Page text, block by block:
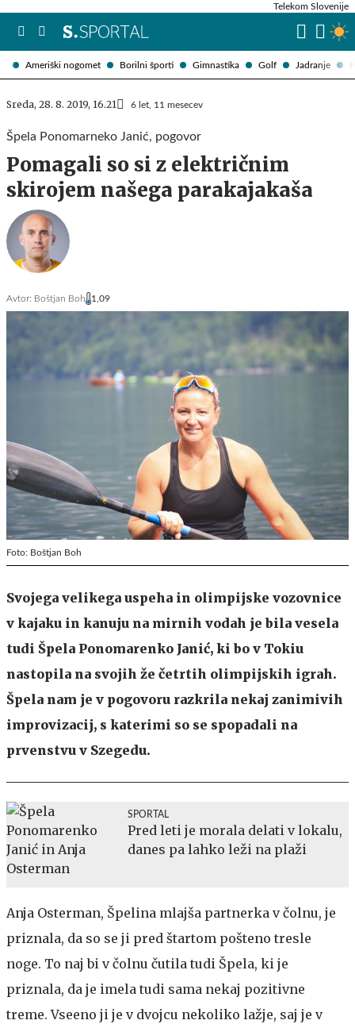
Ameriški nogomet Borilni športi Gimnastika Golf Jadranje
Telekom Slovenije
Sreda, 28. 8. 2019, 16.21 6 let, 11 mesecev
Špela Ponomarneko Janić, pogovor
Pomagali so si z električnim
skirojem našega parakajakaša
Avtor: Boštjan Boh 1,09
Foto: Boštjan Boh
Svojega velikega uspeha in olimpijske vozovnice
v kajaku in kanuju na mirnih vodah je bila vesela
tudi Špela Ponomarenko Janić, ki bo v Tokiu
nastopila na svojih že četrtih olimpijskih igrah.
Špela nam je v pogovoru razkrila nekaj zanimivih
improvizacij, s katerimi so se spopadali na
prvenstvu v Szegedu.
SPORTAL
Pred leti je morala delati v lokalu,
danes pa lahko leži na plaži
Anja Osterman, Špelina mlajša partnerka v čolnu, je
priznala, da so se ji pred štartom pošteno tresle
noge. To naj bi v čolnu čutila tudi Špela, ki je
priznala, da je imela tudi sama nekaj pozitivne
treme. Vseeno ji je v dvojcu nekoliko lažje, saj je v